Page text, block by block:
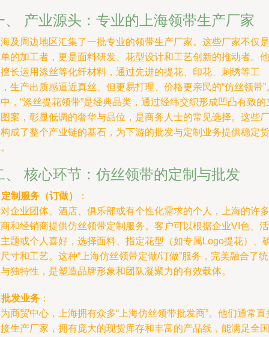
、 产业源头：专业的上海领带生产厂家
及周边地区汇集了一批专业的领带生产厂家。这些厂家不仅是
的加工者，更是面料研发、花型设计和工艺创新的推动者。他
长运用涤丝等化纤材料，通过先进的提花、印花、刺绣等工
生产出质感逼近真丝、但更易打理、价格更亲民的“仿丝领带”
，“涤丝提花领带”是经典品类，通过经纬交织形成凹凸有致的
案，彰显低调的奢华与品位，是商务人士的常见选择。这些厂
成了整个产业链的基石，为下游的批发与定制业务提供稳定货
、 核心环节：仿丝领带的定制与批发
定制服务（订做）
：
企业团体、酒店、俱乐部或有个性化需求的个人，上海的许多
和经销商提供仿丝领带定制服务。客户可以根据企业VI色、活
题或个人喜好，选择面料、指定花型（如专属Logo提花）、
寸和工艺。这种“上海仿丝领带定做/订做”服务，完美融合了
独特性，是塑造品牌形象和团队凝聚力的有效载体。
批发业务 ：
商贸中心，上海拥有众多“上海仿丝领带批发商”。他们通常直
生产厂家，拥有庞大的现货库存和丰富的产品线，能满足全国